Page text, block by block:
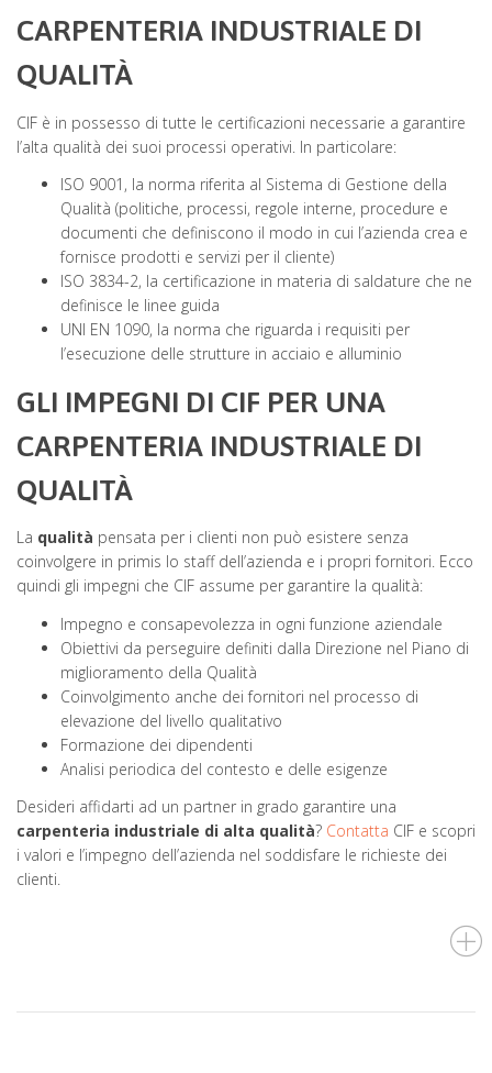
CARPENTERIA INDUSTRIALE DI
QUALITÀ
CIF è in possesso di tutte le certificazioni necessarie a garantire
l’alta qualità dei suoi processi operativi. In particolare:
ISO 9001, la norma riferita al Sistema di Gestione della
Qualità (politiche, processi, regole interne, procedure e
documenti che definiscono il modo in cui l’azienda crea e
fornisce prodotti e servizi per il cliente)
ISO 3834-2, la certificazione in materia di saldature che ne
definisce le linee guida
UNI EN 1090, la norma che riguarda i requisiti per
l’esecuzione delle strutture in acciaio e alluminio
GLI IMPEGNI DI CIF PER UNA
CARPENTERIA INDUSTRIALE DI
QUALITÀ
La qualità pensata per i clienti non può esistere senza
coinvolgere in primis lo staff dell’azienda e i propri fornitori. Ecco
quindi gli impegni che CIF assume per garantire la qualità:
Impegno e consapevolezza in ogni funzione aziendale
Obiettivi da perseguire definiti dalla Direzione nel Piano di
miglioramento della Qualità
Coinvolgimento anche dei fornitori nel processo di
elevazione del livello qualitativo
Formazione dei dipendenti
Analisi periodica del contesto e delle esigenze
Desideri affidarti ad un partner in grado garantire una
carpenteria industriale di alta qualità? Contatta CIF e scopri
i valori e l’impegno dell’azienda nel soddisfare le richieste dei
clienti.